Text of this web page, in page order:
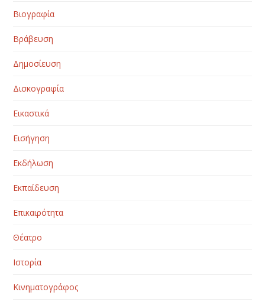
Βιογραφία
Βράβευση
Δημοσίευση
Δισκογραφία
Εικαστικά
Εισήγηση
Εκδήλωση
Εκπαίδευση
Επικαιρότητα
Θέατρο
Ιστορία
Κινηματογράφος